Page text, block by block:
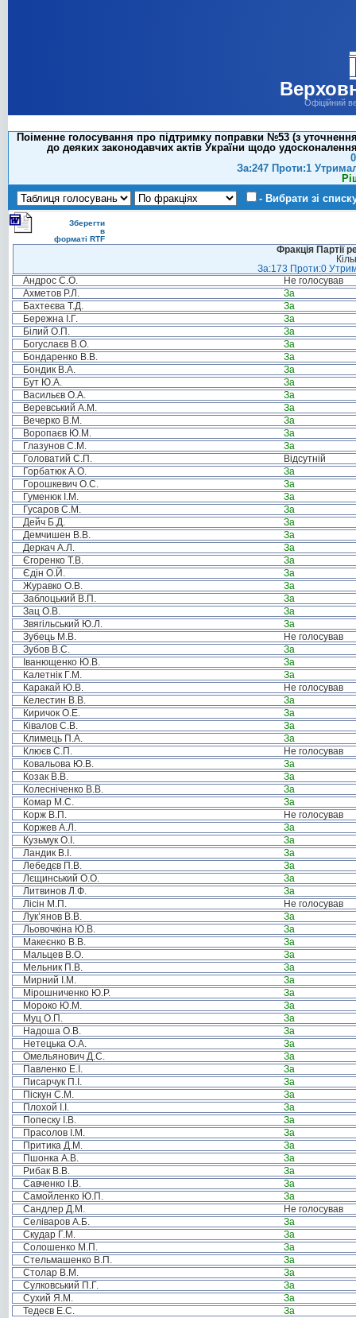
Офіційний
Поіменне голосування про підтримку поправки №53 (з
до деяких законодавчих актів України щодо
За:247 Проти:1
- Вибрати зі
Зберегти
в
форматі RTF
Фракція Партії
За:173 Проти:0
Андрос С.О.
Не голосував
Ахметов Р.Л.
За
Бахтеєва Т.Д.
За
Бережна І.Г.
За
Білий О.П.
За
Богуслаєв В.О.
За
Бондаренко В.В.
За
Бондик В.А.
За
Бут Ю.А.
За
Васильєв О.А.
За
Веревський А.М.
За
Вечерко В.М.
За
Воропаєв Ю.М.
За
Глазунов С.М.
За
Головатий С.П.
Відсутній
Горбатюк А.О.
За
Горошкевич О.С.
За
Гуменюк І.М.
За
Гусаров С.М.
За
Дейч Б.Д.
За
Демчишен В.В.
За
Деркач А.Л.
За
Єгоренко Т.В.
За
Єдін О.Й.
За
Журавко О.В.
За
Заблоцький В.П.
За
Зац О.В.
За
Звягільський Ю.Л.
За
Зубець М.В.
Не голосував
Зубов В.С.
За
Іванющенко Ю.В.
За
Калетнік Г.М.
За
Каракай Ю.В.
Не голосував
Келестин В.В.
За
Киричок О.Е.
За
Ківалов С.В.
За
Климець П.А.
За
Клюєв С.П.
Не голосував
Ковальова Ю.В.
За
Козак В.В.
За
Колесніченко В.В.
За
Комар М.С.
За
Корж В.П.
Не голосував
Коржев А.Л.
За
Кузьмук О.І.
За
Ландик В.І.
За
Лебедєв П.В.
За
Лєщинський О.О.
За
Литвинов Л.Ф.
За
Лісін М.П.
Не голосував
Лук’янов В.В.
За
Льовочкіна Ю.В.
За
Макеєнко В.В.
За
Мальцев В.О.
За
Мельник П.В.
За
Мирний І.М.
За
Мірошниченко Ю.Р.
За
Мороко Ю.М.
За
Муц О.П.
За
Надоша О.В.
За
Нетецька О.А.
За
Омельянович Д.С.
За
Павленко Е.І.
За
Писарчук П.І.
За
Піскун С.М.
За
Плохой І.І.
За
Попеску І.В.
За
Прасолов І.М.
За
Притика Д.М.
За
Пшонка А.В.
За
Рибак В.В.
За
Савченко І.В.
За
Самойленко Ю.П.
За
Сандлер Д.М.
Не голосував
Селіваров А.Б.
За
Скудар Г.М.
За
Солошенко М.П.
За
Стельмашенко В.П.
За
Столар В.М.
За
Сулковський П.Г.
За
Сухий Я.М.
За
Тедеєв Е.С.
За